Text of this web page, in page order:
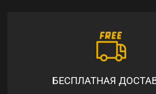
БЕСПЛАТНАЯ